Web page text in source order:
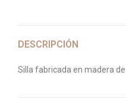
DESCRIPCIÓN
Silla fabricada en madera